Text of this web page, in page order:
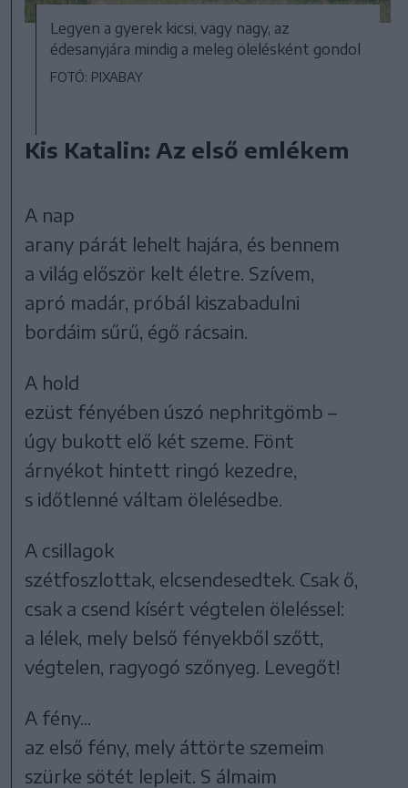
Legyen a gyerek kicsi, vagy nagy, az
édesanyjára mindig a meleg ölelésként gondol
FOTÓ: PIXABAY
Kis Katalin: Az első emlékem
A nap
arany párát lehelt hajára, és bennem
a világ először kelt életre. Szívem,
apró madár, próbál kiszabadulni
bordáim sűrű, égő rácsain.
A hold
ezüst fényében úszó nephritgömb –
úgy bukott elő két szeme. Fönt
árnyékot hintett ringó kezedre,
s időtlenné váltam ölelésedbe.
A csillagok
szétfoszlottak, elcsendesedtek. Csak ő,
csak a csend kísért végtelen öleléssel:
a lélek, mely belső fényekből szőtt,
végtelen, ragyogó szőnyeg. Levegőt!
A fény...
az első fény, mely áttörte szemeim
szürke sötét lepleit. S álmaim